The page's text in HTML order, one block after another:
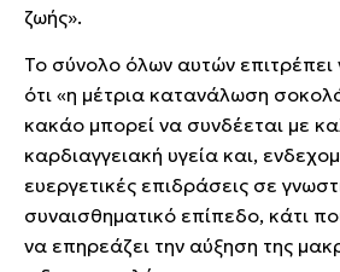
ζωής».
Το σύνολο όλων αυτών
ότι «η μέτρια κατανάλωση
κακάο μπορεί να συνδέεται με
καρδιαγγειακή υγεία και,
ευεργετικές επιδράσεις σε
συναισθηματικό επίπεδο, κάτι
να επηρεάζει την αύξηση της